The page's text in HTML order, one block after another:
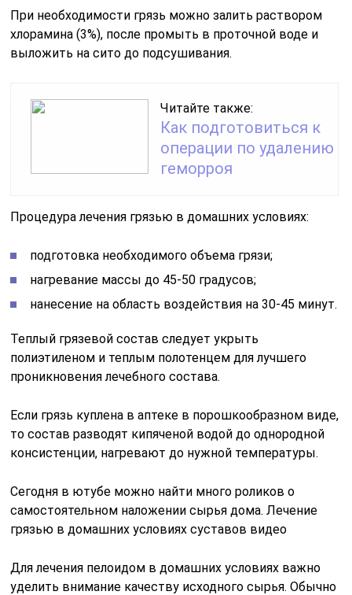
При необходимости грязь можно залить раствором
хлорамина (3%), после промыть в проточной воде и
выложить на сито до подсушивания.
Читайте также:
Как подготовиться к
операции по удалению
геморроя
Процедура лечения грязью в домашних условиях:
подготовка необходимого объема грязи;
нагревание массы до 45-50 градусов;
нанесение на область воздействия на 30-45 минут.
Теплый грязевой состав следует укрыть
полиэтиленом и теплым полотенцем для лучшего
проникновения лечебного состава.
Если грязь куплена в аптеке в порошкообразном виде,
то состав разводят кипяченой водой до однородной
консистенции, нагревают до нужной температуры.
Сегодня в ютубе можно найти много роликов о
самостоятельном наложении сырья дома. Лечение
грязью в домашних условиях суставов видео
Для лечения пелоидом в домашних условиях важно
уделить внимание качеству исходного сырья. Обычно